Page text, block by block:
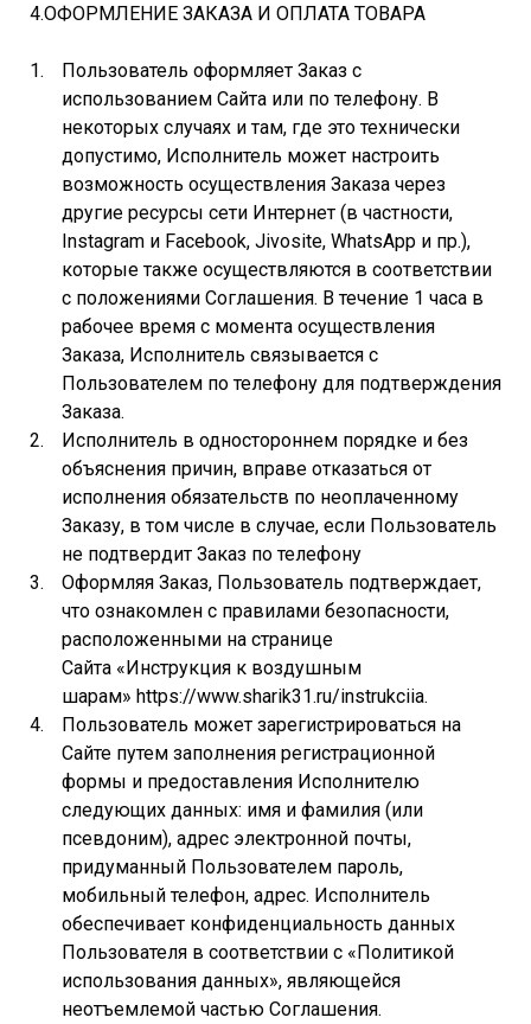
4.ОФОРМЛЕНИЕ ЗАКАЗА И ОПЛАТА ТОВАРА
Пользователь оформляет Заказ с
использованием Сайта или по телефону. В
некоторых случаях и там, где это технически
допустимо, Исполнитель может настроить
возможность осуществления Заказа через
другие ресурсы сети Интернет (в частности,
Instagram и Facebook, Jivosite, WhatsApp и пр.),
которые также осуществляются в соответствии
с положениями Соглашения. В течение 1 часа в
рабочее время с момента осуществления
Заказа, Исполнитель связывается с
Пользователем по телефону для подтверждения
Заказа.
Исполнитель в одностороннем порядке и без
объяснения причин, вправе отказаться от
исполнения обязательств по неоплаченному
Заказу, в том числе в случае, если Пользователь
не подтвердит Заказ по телефону
Оформляя Заказ, Пользователь подтверждает,
что ознакомлен с правилами безопасности,
расположенными на странице
Сайта «Инструкция к воздушным
шарам» https://www.sharik31.ru/instrukciia.
Пользователь может зарегистрироваться на
Сайте путем заполнения регистрационной
формы и предоставления Исполнителю
следующих данных: имя и фамилия (или
псевдоним), адрес электронной почты,
придуманный Пользователем пароль,
мобильный телефон, адрес. Исполнитель
обеспечивает конфиденциальность данных
Пользователя в соответствии с «Политикой
использования данных», являющейся
неотъемлемой частью Соглашения.